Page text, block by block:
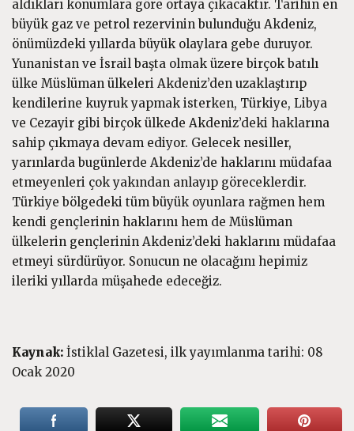
aldıkları konumlara göre ortaya çıkacaktır. Tarihin en
büyük gaz ve petrol rezervinin bulunduğu Akdeniz,
önümüzdeki yıllarda büyük olaylara gebe duruyor.
Yunanistan ve İsrail başta olmak üzere birçok batılı
ülke Müslüman ülkeleri Akdeniz’den uzaklaştırıp
kendilerine kuyruk yapmak isterken, Türkiye, Libya
ve Cezayir gibi birçok ülkede Akdeniz’deki haklarına
sahip çıkmaya devam ediyor. Gelecek nesiller,
yarınlarda bugünlerde Akdeniz’de haklarını müdafaa
etmeyenleri çok yakından anlayıp göreceklerdir.
Türkiye bölgedeki tüm büyük oyunlara rağmen hem
kendi gençlerinin haklarını hem de Müslüman
ülkelerin gençlerinin Akdeniz’deki haklarını müdafaa
etmeyi sürdürüyor. Sonucun ne olacağını hepimiz
ileriki yıllarda müşahede edeceğiz.
Kaynak: İstiklal Gazetesi, ilk yayımlanma tarihi: 08
Ocak 2020